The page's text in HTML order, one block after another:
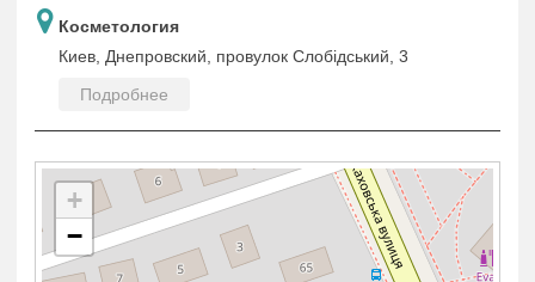
Косметология
Киев, Днепровский, провулок Слобідський, 3
Подробнее
+
−